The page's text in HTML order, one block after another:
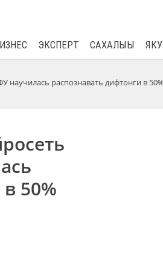
ЭКСПЕРТ САХАЛЫЫ
научилась распознавать дифтонги в 50%
50%